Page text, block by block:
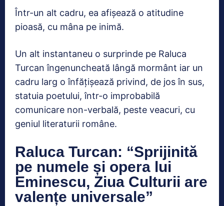
Într-un alt cadru, ea afișează o atitudine
pioasă, cu mâna pe inimă.
Un alt instantaneu o surprinde pe Raluca
Turcan îngenuncheată lângă mormânt iar un
cadru larg o înfățișează privind, de jos în sus,
statuia poetului, într-o improbabilă
comunicare non-verbală, peste veacuri, cu
geniul literaturii române.
Raluca Turcan: “Sprijinită
pe numele și opera lui
Eminescu, Ziua Culturii are
valențe universale”